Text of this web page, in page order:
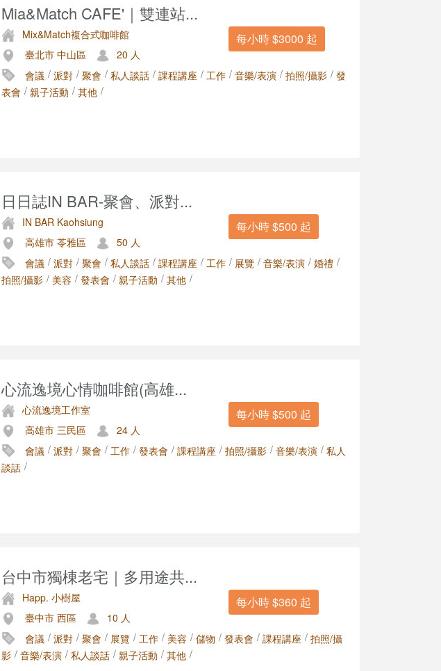
Mia&Match CAFE'｜雙連站...
每小時 $3000 起
Mix&Match複合式咖啡館
臺北市 中山區
20 人
會議 / 派對 / 聚會 / 私人談話 / 課程講座 / 工作 / 音樂/表演 / 拍照/攝影 / 發
表會 / 親子活動 / 其他 /
日日誌IN BAR-聚會、派對...
每小時 $500 起
IN BAR Kaohsiung
高雄市 苓雅區
50 人
會議 / 派對 / 聚會 / 私人談話 / 課程講座 / 工作 / 展覽 / 音樂/表演 / 婚禮 /
拍照/攝影 / 美容 / 發表會 / 親子活動 / 其他 /
心流逸境心情咖啡館(高雄...
每小時 $500 起
心流逸境工作室
高雄市 三民區
24 人
會議 / 派對 / 聚會 / 工作 / 發表會 / 課程講座 / 拍照/攝影 / 音樂/表演 / 私人
談話 /
台中市獨棟老宅｜多用途共...
每小時 $360 起
Happ. 小樹屋
臺中市 西區
10 人
會議 / 派對 / 聚會 / 展覽 / 工作 / 美容 / 儲物 / 發表會 / 課程講座 / 拍照/攝
影 / 音樂/表演 / 私人談話 / 親子活動 / 其他 /